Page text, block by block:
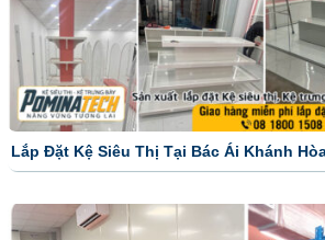
Lắp Đặt Kệ Siêu Thị Tại Bác Ái Khánh